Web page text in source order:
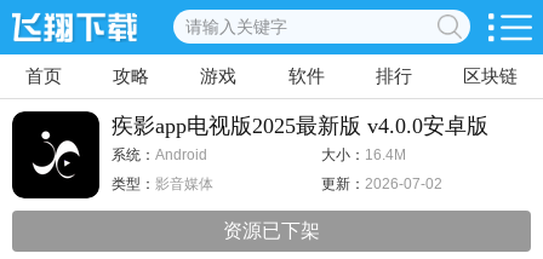
首页 攻略 游戏 软件 排行 区块链
疾影app电视版2025最新版 v4.0.0安卓版
系统： Android 大小： 16.4M
类型： 影音媒体 更新： 2026-07-02
资源已下架